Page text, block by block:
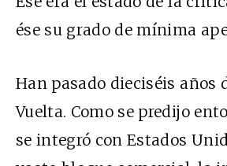
ése su grado de mínima
Han pasado dieciséis años
Vuelta. Como se predijo
se integró con Estados